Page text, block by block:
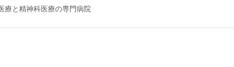
療と精神科医療の専門病院